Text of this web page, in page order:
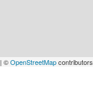
| ©OpenStreetMapcontributors